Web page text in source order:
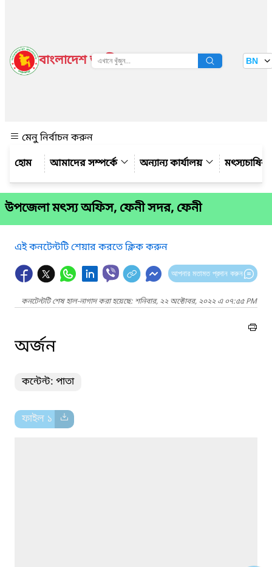
বাংলাদেশ জাতীয় তথ্য বাতায়ন BN
মেনু নির্বাচন করুন
আমাদের সম্পর্কে
অন্যান্য কার্যালয় মৎস্যচাষির
উপজেলা মৎস্য অফিস, ফেনী সদর, ফেনী
এই কনটেন্টটি শেয়ার করতে ক্লিক করুন
আপনার মতামত প্রদান করুন
কনটেন্টটি শেষ হাল-নাগাদ করা হয়েছে: শনিবার, ২২ অক্টোবর, ২০২২ এ ০৭:৫৫ PM
অর্জন
কন্টেন্ট: পাতা
ফাইল ১